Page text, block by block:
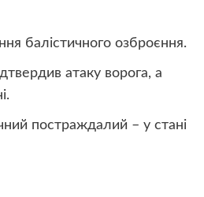
балістичного озброєння.
атаку ворога, а
постраждалий – у стані